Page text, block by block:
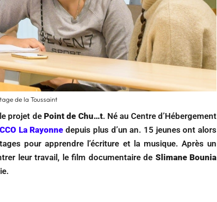
de la Toussaint
projet de Point de Chu…t. Né au Centre d’Hébergement
CCO La Rayonne depuis plus d’un an. 15 jeunes ont alors
pour apprendre l’écriture et la musique. Après un
leur travail, le film documentaire de Slimane Bounia